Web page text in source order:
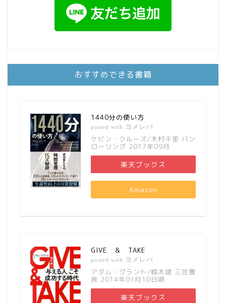
おすすめできる書籍
1440分の使い方
posted with ヨメレバ
ケビン・クルーズ/木村千里 パン
ローリング 2017年09月
楽天ブックス
Amazon
GIVE ＆ TAKE
posted with ヨメレバ
アダム・グラント/楠木建 三笠書
房 2014年01月10日頃
楽天ブックス